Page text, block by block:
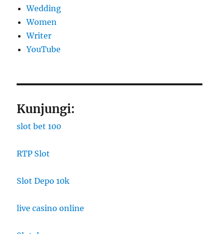
Wedding
Women
Writer
YouTube
Kunjungi:
slot bet 100
RTP Slot
Slot Depo 10k
live casino online